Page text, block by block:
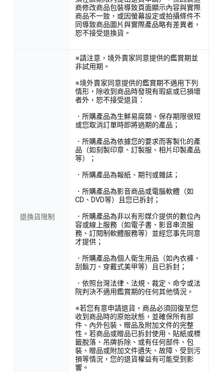
商修改商品包裝導致頁面顯示內容與實際
商品不一致，或因螢幕設定或拍攝條件不
同導致商品圖片與實際產品略有差異者，
恕不接受退換貨。
退換貨限制
※請注意，境外賣家同意提供的鑑賞期並
非試用期。
※境外賣家同意提供的鑑賞期不適用下列
情形，除收到商品時發現有瑕疵或已損壞
者外，恕不接受退貨：
．所購產品為生鮮易腐類、保存期限很短
或您取消訂單時即將過期的產品；
．所購產品為依據您的要求而客製化的產
品（如刻製印章、訂製服、相片印製產品
等）；
．所購產品為報紙、期刊或雜誌；
．所購產品為影音商品或電腦軟體（如
CD、DVD等）且您已拆封；
．所購產品為非以有形媒介提供的數位內
容或線上服務（如電子書、影音串流服
務、訂閱制軟體服務等）並經您事先同意
才提供；
．所購產品為個人衛生用品（如內衣褲、
刮鬍刀、穿戴式美甲等）且已拆封；
．依照台灣法律、法規、裁定、命令或法
院判決不適用鑑賞期的任何其他情況。
※若您有意申請退貨，商品必須回復至您
收到商品時的原始狀態，並確保所有部
件、內外包裝、贈品及附加文件的完整
性。若商品或贈品已拆封使用、貼紙或標
籤脫落、吊牌拆除、或有任何部件、包
裝、贈品或附加文件遺失、故障、受到污
損等情況，您的退貨權益有可能受到影
響。